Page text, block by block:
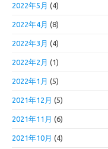
2022年5月 (4)
2022年4月 (8)
2022年3月 (4)
2022年2月 (1)
2022年1月 (5)
2021年12月 (5)
2021年11月 (6)
2021年10月 (4)